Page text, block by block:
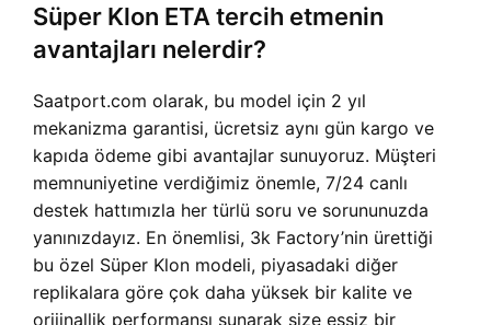
Süper Klon ETA tercih etmenin
avantajları nelerdir?
Saatport.com olarak, bu model için 2 yıl
mekanizma garantisi, ücretsiz aynı gün kargo ve
kapıda ödeme gibi avantajlar sunuyoruz. Müşteri
memnuniyetine verdiğimiz önemle, 7/24 canlı
destek hattımızla her türlü soru ve sorununuzda
yanınızdayız. En önemlisi, 3k Factory’nin ürettiği
bu özel Süper Klon modeli, piyasadaki diğer
replikalara göre çok daha yüksek bir kalite ve
orijinallik performansı sunarak size eşsiz bir